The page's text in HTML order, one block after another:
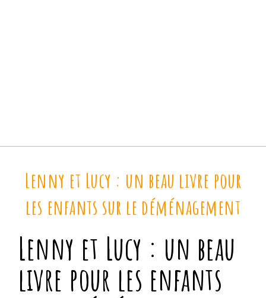
Lenny et Lucy : un beau livre pour
les enfants sur le déménagement
Lenny et Lucy : un beau
livre pour les enfants